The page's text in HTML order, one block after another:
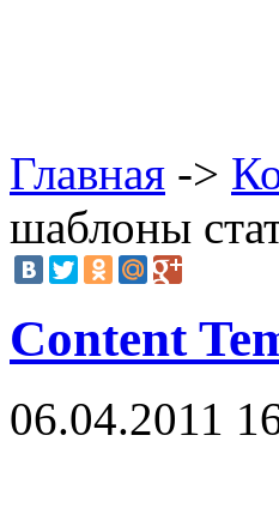
Главная ->
шаблоны
Content
06.04.2011